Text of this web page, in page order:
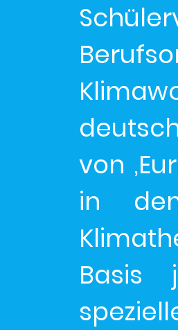
von
in
Basis